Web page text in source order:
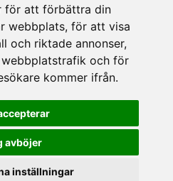
för att förbättra din
webbplats, för att visa
och riktade annonser,
och för
kommer ifrån.
avböjer
inställningar